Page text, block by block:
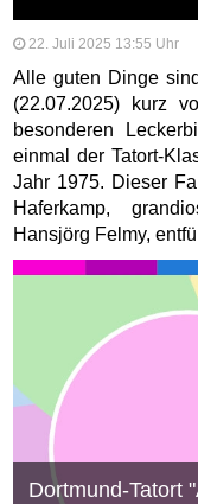
22. Juli 2025 13:55 Uhr
Alle guten Dinge
(22.07.2025) kurz
besonderen
einmal der Tatort-
Jahr 1975. Dieser
Haferkamp,
Hansjörg Felmy,
Dortmund-Tatort